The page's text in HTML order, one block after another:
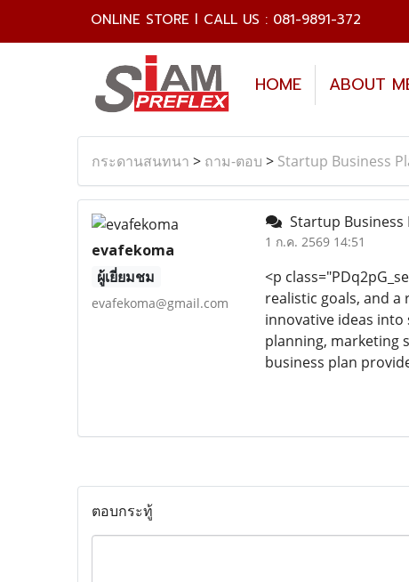
ONLINE STORE l CALL US : 081-9891-372
HOME ABOUT
กระดานสนทนา > ถาม-ตอบ > Startup Business
evafekoma
ผู้เยี่ยมชม
evafekoma@gmail.com
Startup Business
1 ก.ค. 2569 14:51
<p
realistic goals, and
innovative ideas
planning, marketing
business plan
ตอบกระทู้